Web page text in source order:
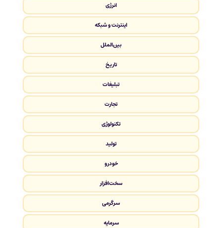
انرژی
اینترنت و شبکه
بین‌الملل
تاریخ
تبلیغات
تجارت
تکنولوژی
تولید
خودرو
سخت‌افزار
سرگرمی
سرمایه